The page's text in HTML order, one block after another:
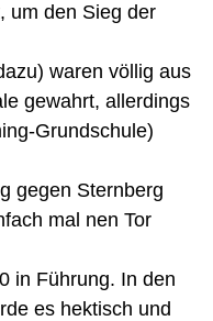
um den Sieg der
waren völlig aus
gewahrt, allerdings
Grundschule)
gegen Sternberg
mal nen Tor
in Führung. In den
es hektisch und